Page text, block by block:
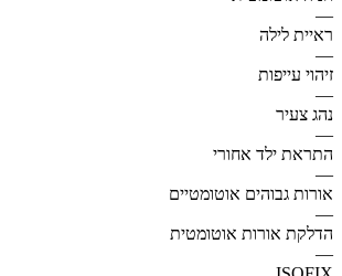
—
ראיית לילה
—
זיהוי עייפות
—
נהג צעיר
—
התראת ילד אחורי
—
אורות גבוהים אוטומטיים
—
הדלקת אורות אוטומטית
—